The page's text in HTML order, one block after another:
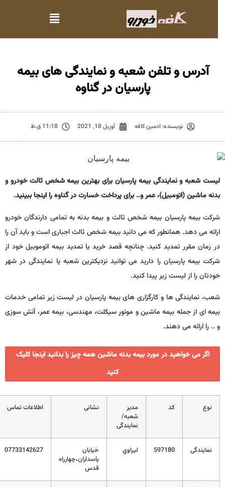
آدرس و تلفن شعبه و نمایندگی های بیمه
پارسیان در گناوه
نویسنده:ادمین کافه آوریل 18, 2021 11:18 ق.ظ
لیست شعبه و نمایندگی بیمه پارسیان برای بهترین بیمه شخص ثالت خودرو و
بدنه ماشین (اتومبیل)، عمر و.. برای پرداخت خسارت در گناوه را اینجا ببینید.
شرکت بیمه پارسیان بیمه شخص ثالث و بیمه بدنه به تمامی دارندگان خودرو
ارائه می دهد. همانطور که می دانید بیمه شخص ثالث اجباری است و باید آن را
در زمان مقرر تمدید کنید. چنانچه قصد خرید یا تمدید بیمه اتوموبیل خود از
شرکت بیمه پارسیان را دارید می توانید نزدیکترین شعبه یا نمایندگی در شهر
خودتان را از لیست زیر پیدا کنید.
شعب، نمایندگی ها و کارگزاری های بیمه پارسیان در لیست زیر تمامی خدمات
بیمه ای از جمله بیمه ماشین و موتور سیکلت، مهندسی، بیمه عمر، آتش سوزی
و .. را ارائه می دهند.
اگر می خواهید در مورد بیمه بدنه ماشین همه چیز را بدانید اینجا کلیک
کنید
نوع کد
مدیر
شعبه/
نمایندگی
نشانی اطلاعات تماس
نمایندگی 597180 ليراوي
خیابان
پاسداران،چهارراه
قدس
07733142627